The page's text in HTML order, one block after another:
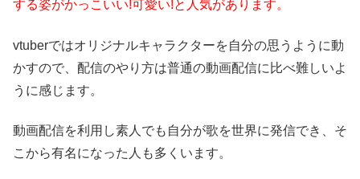
する姿がかっこいい!可愛い!と人気があります。
vtuberではオリジナルキャラクターを自分の思うように動
かすので、配信のやり方は普通の動画配信に比べ難しいよ
うに感じます。
動画配信を利用し素人でも自分が歌を世界に発信でき、そ
こから有名になった人も多くいます。